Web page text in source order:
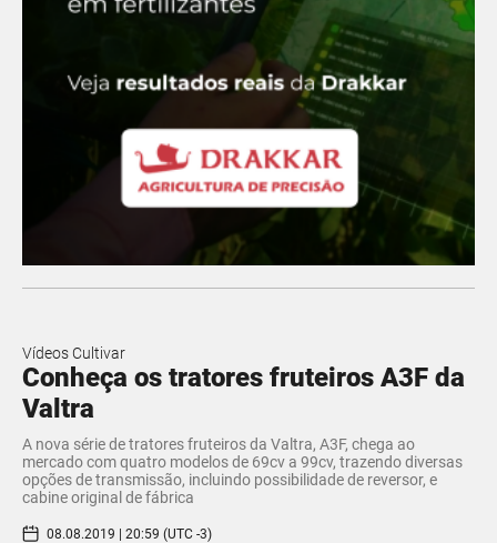
Vídeos Cultivar
Conheça os tratores fruteiros A3F da
Valtra
A nova série de tratores fruteiros da Valtra, A3F, chega ao
mercado com quatro modelos de 69cv a 99cv, trazendo diversas
opções de transmissão, incluindo possibilidade de reversor, e
cabine original de fábrica
08.08.2019 | 20:59 (UTC -3)